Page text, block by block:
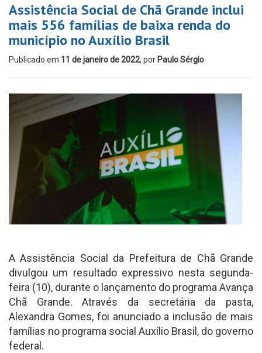
Assistência Social de Chã Grande inclui
mais 556 famílias de baixa renda do
município no Auxílio Brasil
Publicado em 11 de janeiro de 2022, por Paulo Sérgio
A Assistência Social da Prefeitura de Chã Grande
divulgou um resultado expressivo nesta segunda-
feira (10), durante o lançamento do programa Avança
Chã Grande. Através da secretária da pasta,
Alexandra Gomes, foi anunciado a inclusão de mais
famílias no programa social Auxílio Brasil, do governo
federal.